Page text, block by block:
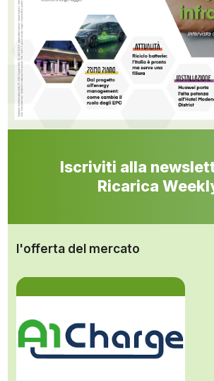
Iscriviti alla
Ricarica
l'offerta del mercato